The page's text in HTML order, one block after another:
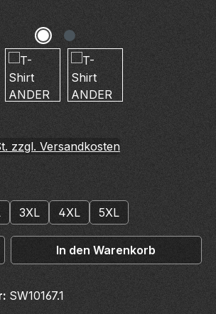
zzgl. Versandkosten
3XL 4XL 5XL
Gib den
In den Warenkorb
SW10167.1